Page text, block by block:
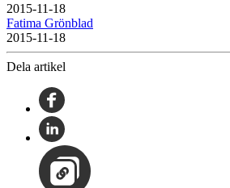
2015-11-18
Fatima Grönblad
2015-11-18
Dela artikel